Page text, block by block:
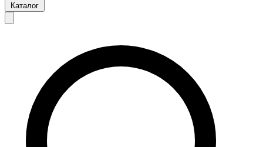
Каталог